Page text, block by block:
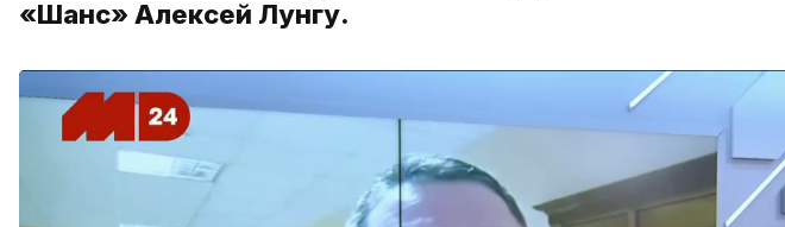
«Шанс» Алексей Лунгу.